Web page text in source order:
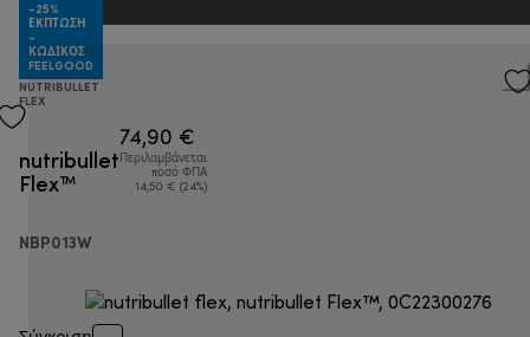
-25%
ΈΚΠΤΩΣΗ
-
ΚΩΔΙΚΌΣ
FEELGOOD
NUTRIBULLET
FLEX
nutribullet
Flex™
NBP013W
74,90 €
Περιλαμβάνεται
ποσό ΦΠΑ
14,50 € (24%)